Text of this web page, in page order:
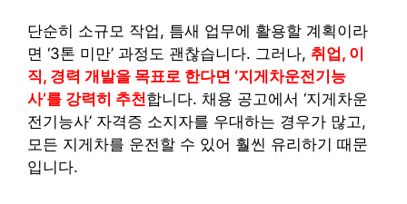
단순히 소규모 작업, 틈새 업무에 활용할 계획이라
면 ‘3톤 미만’ 과정도 괜찮습니다. 그러나, 취업, 이
직, 경력 개발을 목표로 한다면 ‘지게차운전기능
사’를 강력히 추천합니다. 채용 공고에서 ‘지게차운
전기능사’ 자격증 소지자를 우대하는 경우가 많고,
모든 지게차를 운전할 수 있어 훨씬 유리하기 때문
입니다.